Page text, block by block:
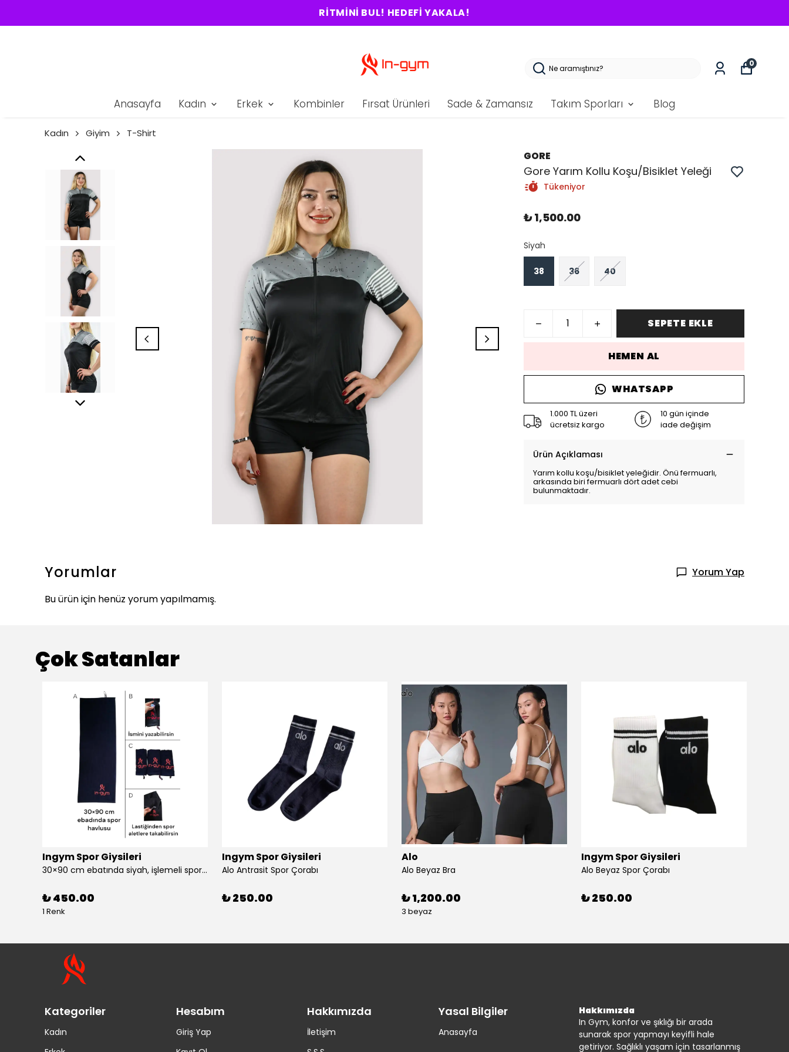
RITMINI BUL! HEDEFI YAKALA!
Anasayfa Kadın Erkek Kombinler Fırsat Ürünleri Sade & Zamansız Takım Sporları Blog
0
Kadın Giyim T-Shirt
GORE
Gore Yarım Kollu Koşu/Bisiklet Yeleği
Tükeniyor
₺ 1,500.00
Siyah
38 36 40
SEPETE EKLE
HEMEN AL
WHATSAPP
1.000 TL üzeri
ücretsiz kargo
10 gün içinde
iade değişim
Ürün Açıklaması
Yarım kollu koşu/bisiklet yeleğidir. Önü fermuarlı,
arkasında biri fermuarlı dört adet cebi
bulunmaktadır.
Yorumlar
Yorum Yap
Bu ürün için henüz yorum yapılmamış.
Çok Satanlar
Ingym Spor Giysileri
30×90 cm ebatında siyah, işlemeli spor havlusu
₺ 450.00
1 Renk
Ingym Spor Giysileri
Alo Antrasit Spor Çorabı
₺ 250.00
Alo
Alo Beyaz Bra
₺ 1,200.00
3 beyaz
Ingym Spor Giysileri
Alo Beyaz Spor Çorabı
₺ 250.00
Kategoriler
Kadın
Hesabım
Giriş Yap
Hakkımızda
İletişim
Yasal Bilgiler
Anasayfa
Hakkımızda
In Gym, konfor ve şıklığı bir arada
sunarak spor yapmayı keyifli hale
getiriyor. Sağlıklı yaşam için tasarlanmış